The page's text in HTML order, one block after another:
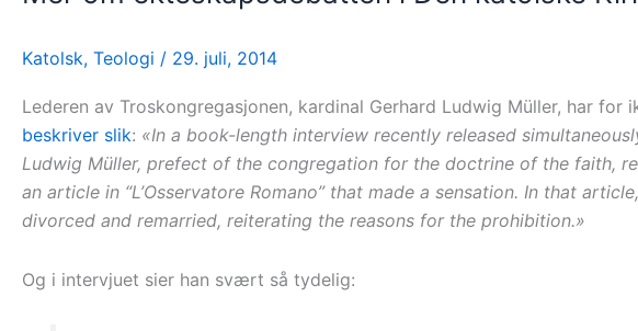
Katolsk, Teologi / 29. juli, 2014
Lederen av Troskongregasjonen, kardinal Gerhard Ludwig Müller, har
beskriver slik: «In a book-length interview recently released
Ludwig Müller, prefect of the congregation for the doctrine of the faith,
an article in “L’Osservatore Romano” that made a sensation. In that
divorced and remarried, reiterating the reasons for the prohibition.»
Og i intervjuet sier han svært så tydelig: